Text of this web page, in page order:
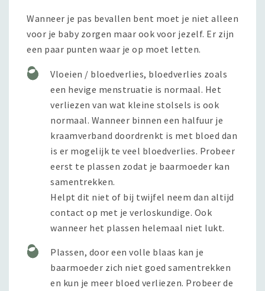
Wanneer je pas bevallen bent moet je niet alleen
voor je baby zorgen maar ook voor jezelf. Er zijn
een paar punten waar je op moet letten.
Vloeien / bloedverlies, bloedverlies zoals
een hevige menstruatie is normaal. Het
verliezen van wat kleine stolsels is ook
normaal. Wanneer binnen een halfuur je
kraamverband doordrenkt is met bloed dan
is er mogelijk te veel bloedverlies. Probeer
eerst te plassen zodat je baarmoeder kan
samentrekken.
Helpt dit niet of bij twijfel neem dan altijd
contact op met je verloskundige. Ook
wanneer het plassen helemaal niet lukt.
Plassen, door een volle blaas kan je
baarmoeder zich niet goed samentrekken
en kun je meer bloed verliezen. Probeer de